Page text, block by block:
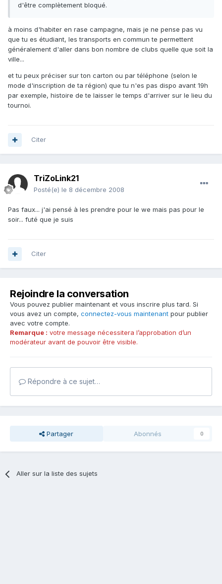
d'être complètement bloqué.
à moins d'habiter en rase campagne, mais je ne pense pas vu
que tu es étudiant, les transports en commun te permettent
généralement d'aller dans bon nombre de clubs quelle que soit la
ville...
et tu peux préciser sur ton carton ou par téléphone (selon le
mode d'inscription de ta région) que tu n'es pas dispo avant 19h
par exemple, histoire de te laisser le temps d'arriver sur le lieu du
tournoi.
Citer
TriZoLink21
Posté(e) le 8 décembre 2008
Pas faux... j'ai pensé à les prendre pour le we mais pas pour le
soir... futé que je suis
Citer
Rejoindre la conversation
Vous pouvez publier maintenant et vous inscrire plus tard. Si
vous avez un compte, connectez-vous maintenant pour publier
avec votre compte.
Remarque : votre message nécessitera l’approbation d’un
modérateur avant de pouvoir être visible.
Répondre à ce sujet…
Partager Abonnés 0
Aller sur la liste des sujets